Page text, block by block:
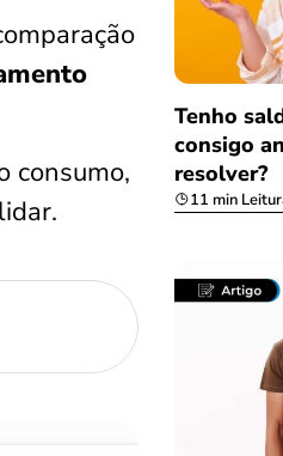
consumo,
Tenho
consigo
resolver?
11 min